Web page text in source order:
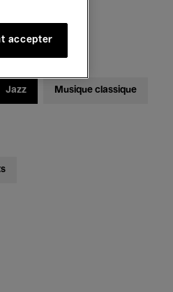
Jazz Musique classique
accepter